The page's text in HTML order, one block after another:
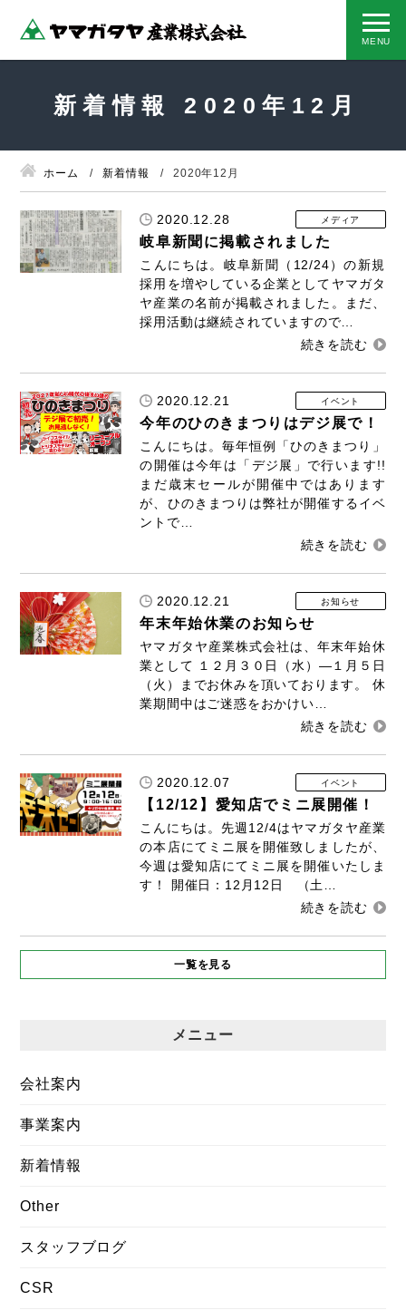
新着情報 2020年12月
ホーム 新着情報 2020年12月
2020.12.28 メディア
岐阜新聞に掲載されました
こんにちは。岐阜新聞（12/24）の新規
採用を増やしている企業としてヤマガタ
ヤ産業の名前が掲載されました。まだ、
採用活動は継続されていますので…
2020.12.21 イベント
今年のひのきまつりはデジ展で！
こんにちは。毎年恒例「ひのきまつり」
の開催は今年は「デジ展」で行います!!
まだ歳末セールが開催中ではあります
が、ひのきまつりは弊社が開催するイベ
ントで…
2020.12.21 お知らせ
年末年始休業のお知らせ
ヤマガタヤ産業株式会社は、年末年始休
業として １２月３０日（水）―１月５日
（火）までお休みを頂いております。 休
業期間中はご迷惑をおかけい…
2020.12.07 イベント
【12/12】愛知店でミニ展開催！
こんにちは。先週12/4はヤマガタヤ産業
の本店にてミニ展を開催致しましたが、
今週は愛知店にてミニ展を開催いたしま
す！ 開催日：12月12日 （土…
一覧を見る
メニュー
会社案内
事業案内
新着情報
Other
スタッフブログ
CSR